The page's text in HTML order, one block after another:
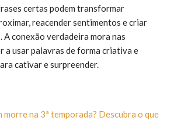
certas podem transformar
reacender sentimentos e criar
A conexão verdadeira mora nas
a usar palavras de forma criativa e
cativar e surpreender.
morre na 3ª temporada? Descubra o que